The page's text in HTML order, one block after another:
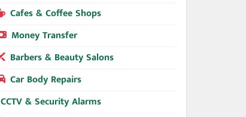
Cafes & Coffee Shops
Money Transfer
Barbers & Beauty Salons
Car Body Repairs
CCTV & Security Alarms